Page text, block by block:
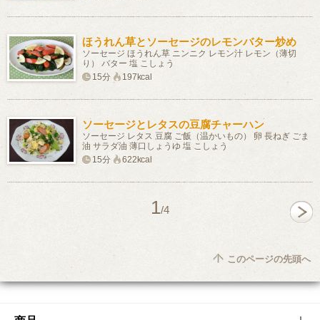
ほうれん草とソーセージのレモンバター炒め
ソーセージ ほうれん草 ニンニク レモン汁 レモン（薄切
り） バター 塩 こしょう
15分
197kcal
ソーセージとレタスの豆腐チャーハン
ソーセージ レタス 豆腐 ご飯（温かいもの） 卵 長ねぎ ごま
油 サラダ油 薄口しょうゆ 塩 こしょう
15分
622kcal
1/4
このページの先頭へ